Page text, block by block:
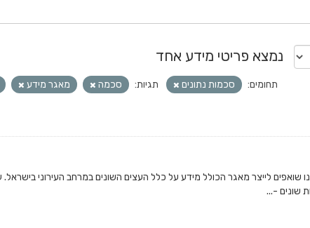
נמצא פריטי מידע אחד
תחומים: סכמות נתונים תגיות: סכמה מאגר מידע
אנו שואפים לייצר מאגר הכולל מידע על כלל העצים השונים במרחב העירוני
שונים -...